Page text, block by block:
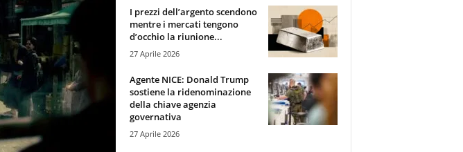
I prezzi dell’argento scendono
mentre i mercati tengono
d’occhio la riunione...
27 Aprile 2026
Agente NICE: Donald Trump
sostiene la ridenominazione
della chiave agenzia
governativa
27 Aprile 2026